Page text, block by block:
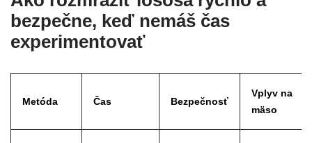
bezpečne, keď nemáš čas
experimentovať
Metóda Čas Bezpečnosť
Vplyv na
mäso